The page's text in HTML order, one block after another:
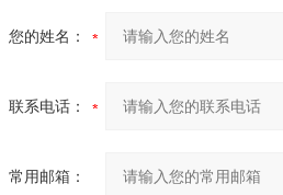
您的姓名：
联系电话：
常用邮箱：